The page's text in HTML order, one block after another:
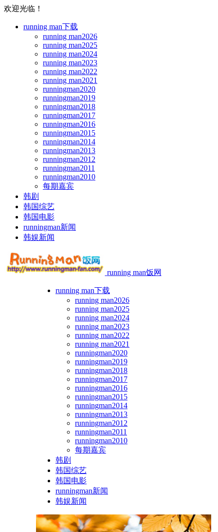
欢迎光临！
running man下载
running man2026
running man2025
running man2024
running man2023
running man2022
running man2021
runningman2020
runningman2019
runningman2018
runningman2017
runningman2016
runningman2015
runningman2014
runningman2013
runningman2012
runningman2011
runningman2010
每期嘉宾
韩剧
韩国综艺
韩国电影
runningman新闻
韩娱新闻
running man饭网
running man下载
running man2026
running man2025
running man2024
running man2023
running man2022
running man2021
runningman2020
runningman2019
runningman2018
runningman2017
runningman2016
runningman2015
runningman2014
runningman2013
runningman2012
runningman2011
runningman2010
每期嘉宾
韩剧
韩国综艺
韩国电影
runningman新闻
韩娱新闻